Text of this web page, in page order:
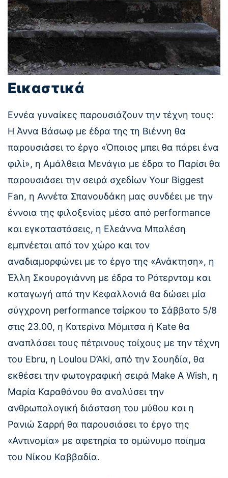
Εικαστικά
Εννέα γυναίκες παρουσιάζουν την τέχνη τους:
Η Άννα Βάσωφ με έδρα της τη Βιέννη θα
παρουσιάσει το έργο «Όποιος μπει θα πάρει ένα
φιλί», η Αμάλθεια Μενάγια με έδρα το Παρίσι θα
παρουσιάσει την σειρά σχεδίων Your Biggest
Fan, η Αννέτα Σπανουδάκη μας συνδέει με την
έννοια της φιλοξενίας μέσα από performance
και εγκαταστάσεις, η Ελεάννα Μπαλέση
εμπνέεται από τον χώρο και τον
αναδιαμορφώνει με το έργο της «Ανάκτηση», η
Έλλη Σκουρογιάννη με έδρα το Ρότερνταμ και
καταγωγή από την Κεφαλλονιά θα δώσει μία
σύγχρονη performance τσίρκου το Σάββατο 5/8
στις 23.00, η Κατερίνα Μόμιτσα ή Κate θα
αναπλάσει τους πέτρινους τοίχους με την τέχνη
του Ebru, η Loulou D’Aki, από την Σουηδία, θα
εκθέσει την φωτογραφική σειρά Make A Wish, η
Μαρία Καραθάνου θα αναλύσει την
ανθρωπολογική διάσταση του μύθου και η
Ρανιώ Σαρρή θα παρουσιάσει το έργο της
«Αντινομία» με αφετηρία το ομώνυμο ποίημα
του Νίκου Καββαδία.